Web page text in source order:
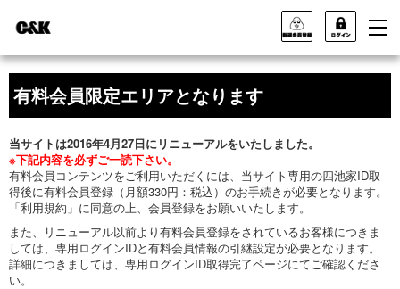
有料会員限定エリアとなります
当サイトは2016年4月27日にリニューアルをいたしました。
※下記内容を必ずご一読下さい。
有料会員コンテンツをご利用いただくには、当サイト専用の四池家ID取
得後に有料会員登録（月額330円：税込）のお手続きが必要となります。
「利用規約」に同意の上、会員登録をお願いいたします。
また、リニューアル以前より有料会員登録をされているお客様につきま
しては、専用ログインIDと有料会員情報の引継設定が必要となります。
詳細につきましては、専用ログインID取得完了ページにてご確認くださ
い。